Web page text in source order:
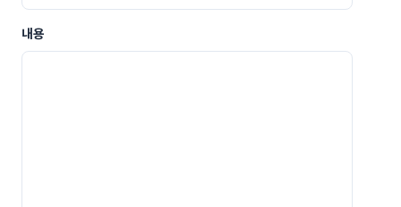
내용